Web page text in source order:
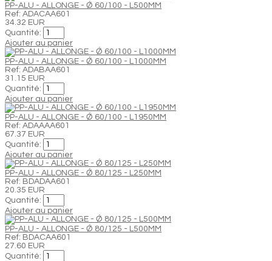
PP-ALU - ALLONGE - Ǿ 60/100 - L500MM
Ref: ADACAA601
34.32 EUR
Quantité:
Ajouter au panier
PP-ALU - ALLONGE - Ǿ 60/100 - L1000MM
Ref: ADABAA601
31.15 EUR
Quantité:
Ajouter au panier
PP-ALU - ALLONGE - Ǿ 60/100 - L1950MM
Ref: ADAAAA601
67.37 EUR
Quantité:
Ajouter au panier
PP-ALU - ALLONGE - Ǿ 80/125 - L250MM
Ref: BDADAA601
20.35 EUR
Quantité:
Ajouter au panier
PP-ALU - ALLONGE - Ǿ 80/125 - L500MM
Ref: BDACAA601
27.60 EUR
Quantité: